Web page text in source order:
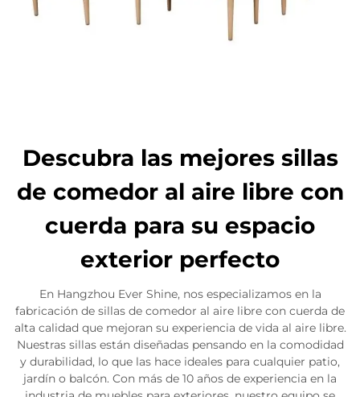
Descubra las mejores sillas
de comedor al aire libre con
cuerda para su espacio
exterior perfecto
En Hangzhou Ever Shine, nos especializamos en la
fabricación de sillas de comedor al aire libre con cuerda de
alta calidad que mejoran su experiencia de vida al aire libre.
Nuestras sillas están diseñadas pensando en la comodidad
y durabilidad, lo que las hace ideales para cualquier patio,
jardín o balcón. Con más de 10 años de experiencia en la